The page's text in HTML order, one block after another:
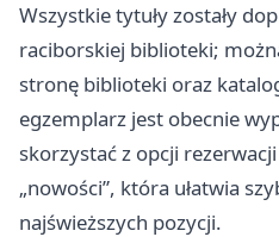
Wszystkie tytuły zostały
raciborskiej biblioteki;
stronę biblioteki oraz
egzemplarz jest obecnie
skorzystać z opcji
„nowości”, która ułatwia
najświeższych pozycji.